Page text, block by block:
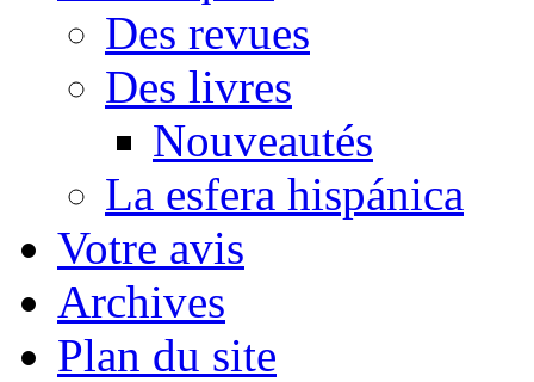
Des revues
Des livres
Nouveautés
La esfera hispánica
Votre avis
Archives
Plan du site